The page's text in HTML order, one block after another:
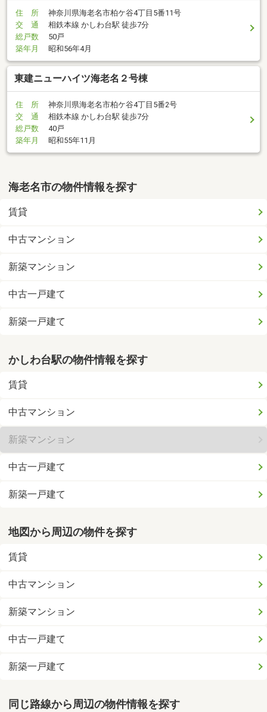
住 所
神奈川県海老名市柏ケ谷4丁目5番11号
交 通
相鉄本線 かしわ台駅 徒歩7分
総戸数
50戸
築年月
昭和56年4月
東建ニューハイツ海老名２号棟
住 所
神奈川県海老名市柏ケ谷4丁目5番2号
交 通
相鉄本線 かしわ台駅 徒歩7分
総戸数
40戸
築年月
昭和55年11月
海老名市の物件情報を探す
賃貸
中古マンション
新築マンション
中古一戸建て
新築一戸建て
かしわ台駅の物件情報を探す
賃貸
中古マンション
新築マンション
中古一戸建て
新築一戸建て
地図から周辺の物件を探す
賃貸
中古マンション
新築マンション
中古一戸建て
新築一戸建て
同じ路線から周辺の物件情報を探す